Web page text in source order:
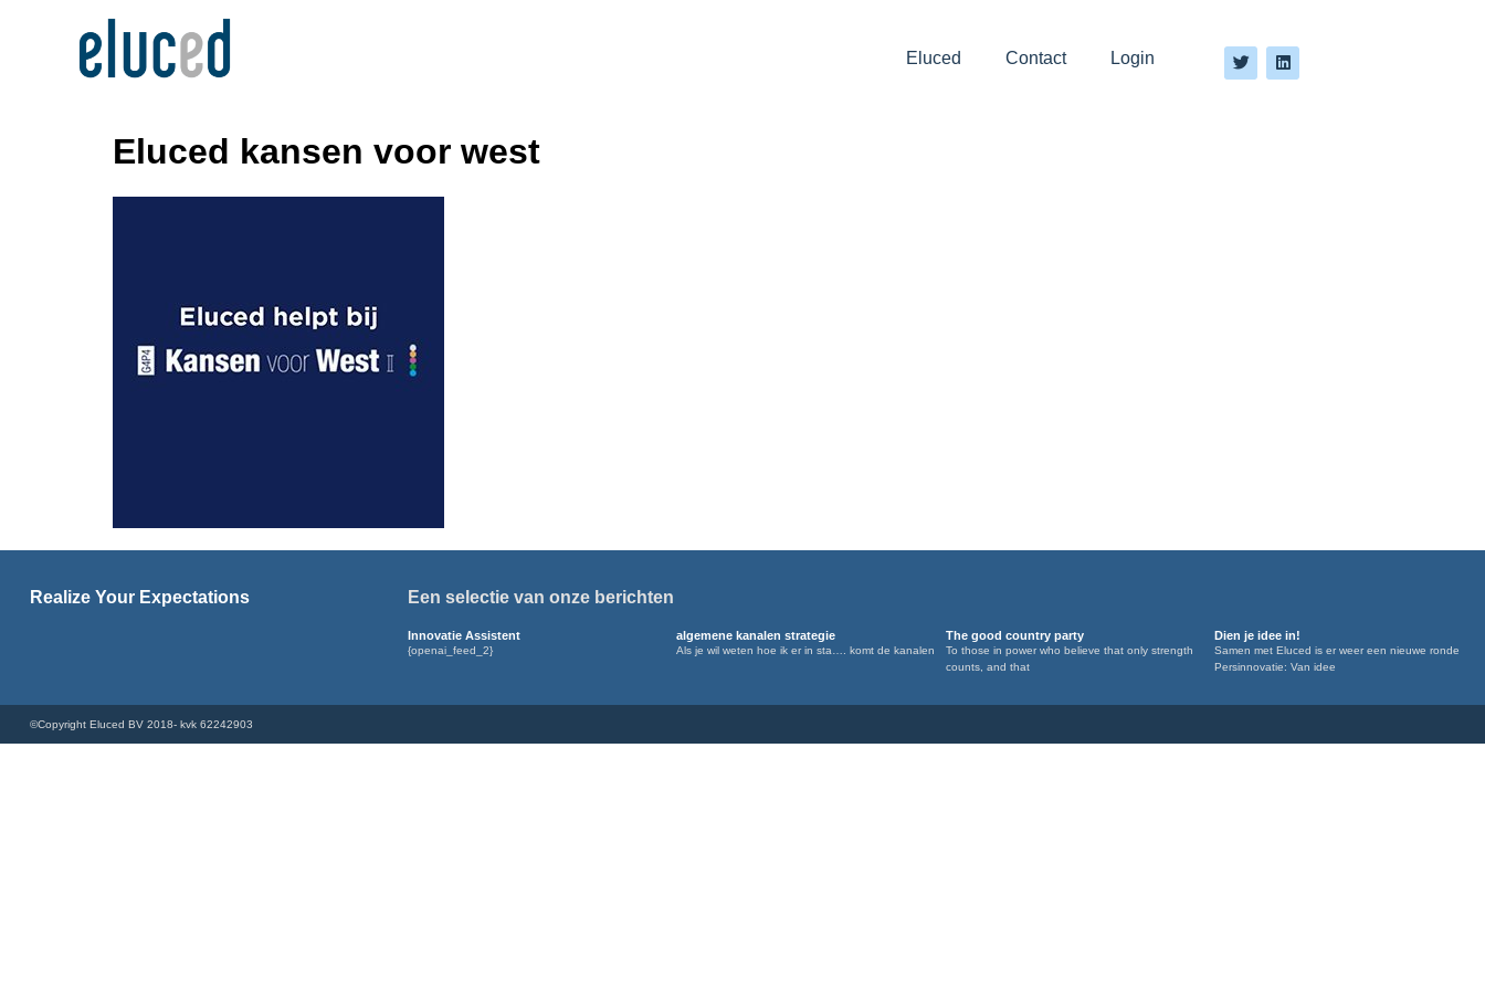
Eluced Contact Login
Eluced kansen voor west
Realize Your Expectations Een selectie van onze berichten
Innovatie Assistent
{openai_feed_2}
algemene kanalen strategie
Als je wil weten hoe ik er in sta…. komt de kanalen
The good country party
To those in power who believe that only strength
counts, and that
Dien je idee in!
Samen met Eluced is er weer een nieuwe ronde
Persinnovatie: Van idee
©Copyright Eluced BV 2018- kvk 62242903